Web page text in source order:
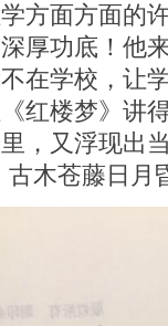
方面方面的
厚功底！他
在学校，让
红楼梦》讲
，又浮现出
木苍藤日月